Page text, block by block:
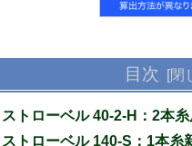
目次
ストローベル 40-2-H：2本
ストローベル 140-S：1本糸